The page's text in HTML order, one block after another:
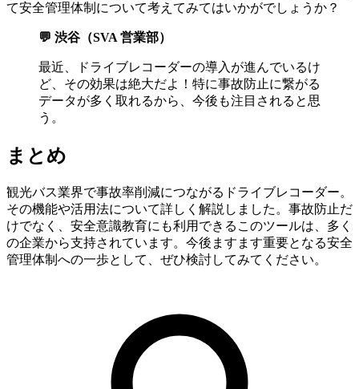
て安全管理体制について考えてみてはいかがでしょうか？
💬 渋谷（SVA 営業部）
最近、ドライブレコーダーの導入が進んでいるけ
ど、その効果は絶大だよ！特に事故防止に繋がる
データが多く取れるから、今後も注目されると思
う。
まとめ
観光バス業界で事故率削減につながるドライブレコーダー。
その機能や活用法について詳しく解説しました。事故防止だ
けでなく、安全意識教育にも利用できるこのツールは、多く
の企業から支持されています。今後ますます重要となる安全
管理体制への一歩として、ぜひ検討してみてください。